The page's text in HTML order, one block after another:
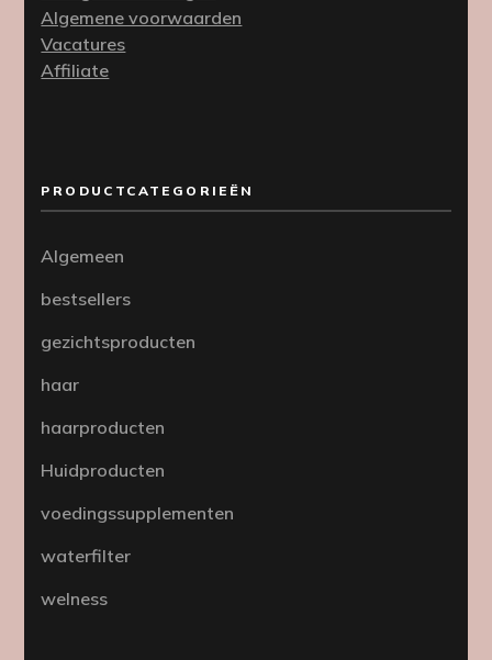
Algemene voorwaarden
Vacatures
Affiliate
PRODUCTCATEGORIEËN
Algemeen
bestsellers
gezichtsproducten
haar
haarproducten
Huidproducten
voedingssupplementen
waterfilter
welness